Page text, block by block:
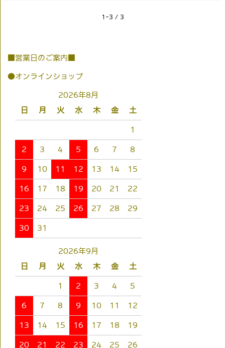
1-3 / 3
■営業日のご案内■
●オンラインショップ
2026年8月
日
月 火 水 木 金 土
1
2 3 4 5 6 7 8
9 10 11 12 13 14 15
16 17 18 19 20 21 22
23 24 25 26 27 28 29
30 31
2026年9月
日
月 火 水 木 金 土
1 2 3 4 5
6 7 8 9 10 11 12
13 14 15 16 17 18 19
20 21 22 23 24 25 26